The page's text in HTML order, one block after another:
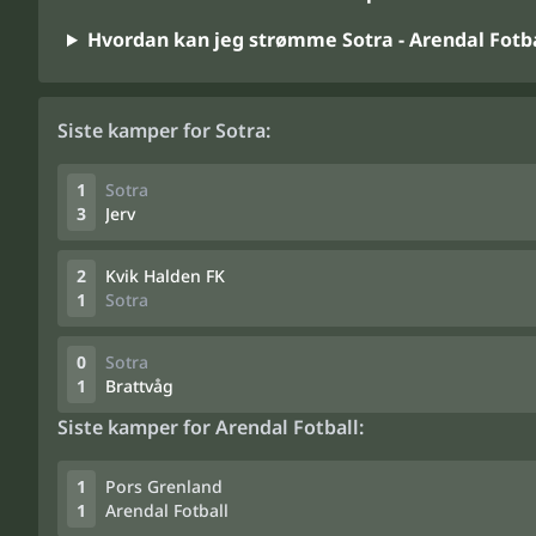
Hvordan kan jeg strømme Sotra - Arendal
Siste kamper for Sotra:
1
3
Sotra
Jerv
2
1
Kvik Halden FK
Sotra
0
1
Sotra
Brattvåg
Siste kamper for Arendal Fotball:
1
1
Pors Grenland
Arendal Fotball